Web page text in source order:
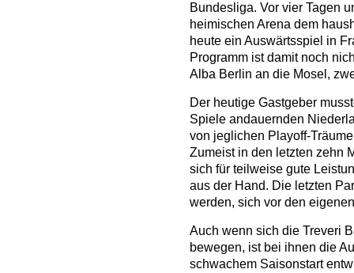
Bundesliga. Vor vier Tagen
heimischen Arena dem
heute ein Auswärtsspiel in
Programm ist damit noch
Alba Berlin an die Mosel,
Der heutige Gastgeber
Spiele andauernden
von jeglichen Playoff-
Zumeist in den letzten zehn
sich für teilweise gute
aus der Hand. Die letzten
werden, sich vor den
Auch wenn sich die Treveri
bewegen, ist bei ihnen die
schwachem Saisonstart